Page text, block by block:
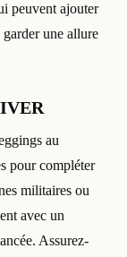
peuvent ajouter
une allure
au
pour compléter
militaires ou
avec un
Assurez-